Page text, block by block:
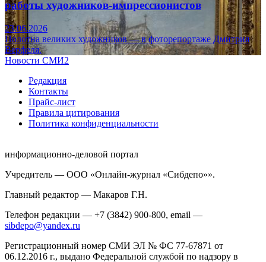
работы художников-импрессионистов
23.06.2026
Полотна великих художников — в фоторепортаже Дмитрия
Верфеля.
Новости СМИ2
Редакция
Контакты
Прайс-лист
Правила цитирования
Политика конфиденциальности
информационно-деловой портал
Учредитель — ООО «Онлайн-журнал «Сибдепо»».
Главный редактор — Макаров Г.Н.
Телефон редакции — +7 (3842) 900-800, email —
sibdepo@yandex.ru
Регистрационный номер СМИ ЭЛ № ФС 77-67871 от
06.12.2016 г., выдано Федеральной службой по надзору в